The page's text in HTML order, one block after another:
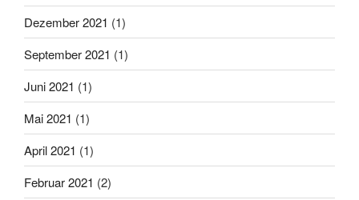
Dezember 2021 (1)
September 2021 (1)
Juni 2021 (1)
Mai 2021 (1)
April 2021 (1)
Februar 2021 (2)